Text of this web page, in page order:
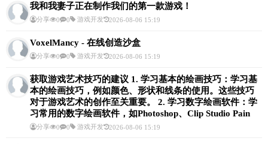
我和我妻子正在制作我们的第一款游戏！
分享 0 0 游戏开发 2026-08-06 15:19
VoxelMancy - 在线创造沙盒
分享 0 0 游戏开发 2026-08-06 15:19
获取游戏艺术技巧的建议 1. 学习基本的绘画技巧：学习基
本的绘画技巧，例如颜色、形状和线条的使用。这些技巧
对于游戏艺术的创作至关重要。 2. 学习数字绘画软件：学
习常用的数字绘画软件，如Photoshop、Clip Studio Pain
分享 0 0 游戏开发 2026-08-06 15:19